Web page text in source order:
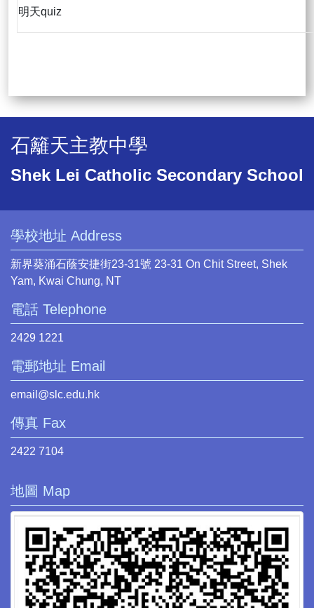
明天quiz
石籬天主教中學
Shek Lei Catholic Secondary School
學校地址 Address
新界葵涌石蔭安捷街23-31號 23-31 On Chit Street, Shek
Yam, Kwai Chung, NT
電話 Telephone
2429 1221
電郵地址 Email
email@slc.edu.hk
傳真 Fax
2422 7104
地圖 Map